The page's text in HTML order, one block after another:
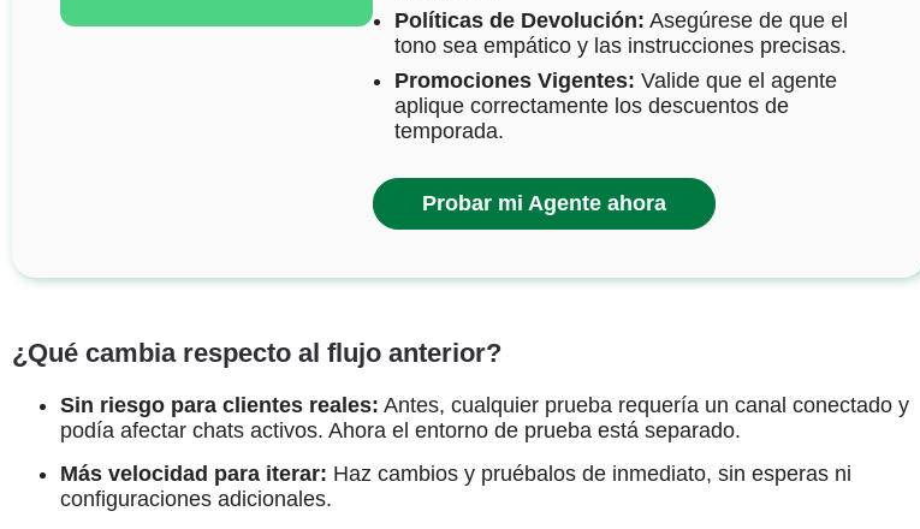
Políticas de Devolución: Asegúrese de que el
tono sea empático y las instrucciones precisas.
Promociones Vigentes: Valide que el agente
aplique correctamente los descuentos de
temporada.
Probar mi Agente ahora
¿Qué cambia respecto al flujo anterior?
Sin riesgo para clientes reales: Antes, cualquier prueba requería un canal conectado y
podía afectar chats activos. Ahora el entorno de prueba está separado.
Más velocidad para iterar: Haz cambios y pruébalos de inmediato, sin esperas ni
configuraciones adicionales.